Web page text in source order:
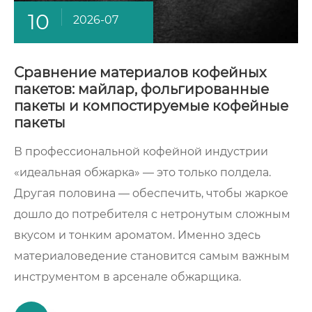
10 2026-07
Сравнение материалов кофейных
пакетов: майлар, фольгированные
пакеты и компостируемые кофейные
пакеты
В профессиональной кофейной индустрии
«идеальная обжарка» — это только полдела.
Другая половина — обеспечить, чтобы жаркое
дошло до потребителя с нетронутым сложным
вкусом и тонким ароматом. Именно здесь
материаловедение становится самым важным
инструментом в арсенале обжарщика.